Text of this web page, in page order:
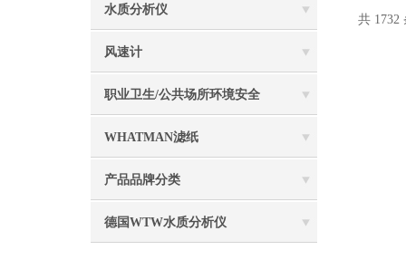
水质分析仪
风速计
职业卫生/公共场所环境安全
WHATMAN滤纸
产品品牌分类
德国WTW水质分析仪
共 1732